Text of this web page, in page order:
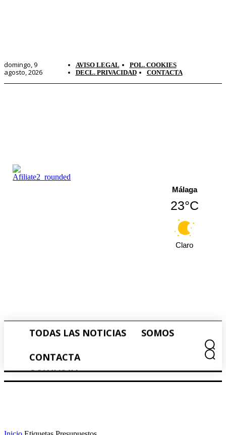
domingo, 9
agosto, 2026
AVISO LEGAL
POL. COOKIES
DECL. PRIVACIDAD
CONTACTA
Málaga
23°C
Claro
CONTACTA
TODAS LAS NOTICIAS
SOMOS
CONTACTA